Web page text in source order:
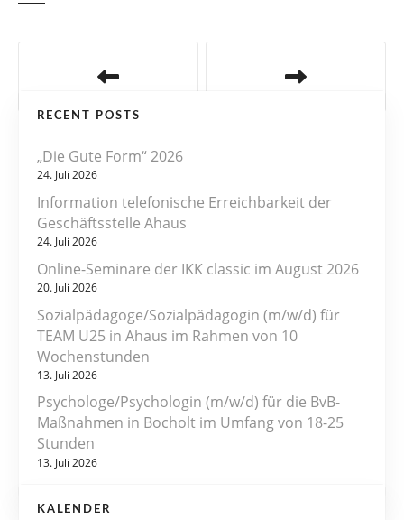
RECENT POSTS
„Die Gute Form“ 2026
24. Juli 2026
Information telefonische Erreichbarkeit der
Geschäftsstelle Ahaus
24. Juli 2026
Online-Seminare der IKK classic im August 2026
20. Juli 2026
Sozialpädagoge/Sozialpädagogin (m/w/d) für
TEAM U25 in Ahaus im Rahmen von 10
Wochenstunden
13. Juli 2026
Psychologe/Psychologin (m/w/d) für die BvB-
Maßnahmen in Bocholt im Umfang von 18-25
Stunden
13. Juli 2026
KALENDER